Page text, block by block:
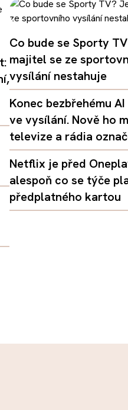
Co bude se Sporty
majitel se ze
vysílání nestahuje
Konec bezbřehému
ve vysílání. Nově ho
televize a rádia
Netflix je před
alespoň co se týče
předplatného kartou